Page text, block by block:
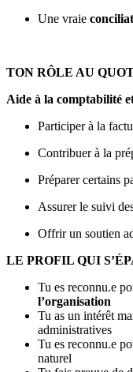
Une vraie
TON RÔLE AU
Aide à la comptabilité
Participer à la
Contribuer à la
Préparer certains
Assurer le suivi
Offrir un soutien
LE PROFIL QUI
Tu es reconnu.e
l’organisation
Tu as un intérêt
administratives
Tu es reconnu.e
naturel